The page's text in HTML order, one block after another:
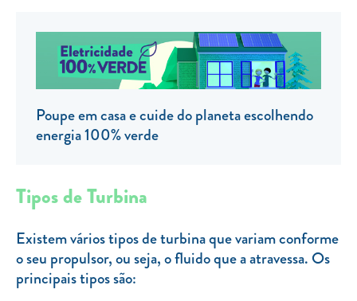
EFICIÊNCIA ENERGÉTICA
FRAUDE E SEGURANÇA
Preços de referência
Documentos úteis
Livro de reclamações
Clientes com necessidades especiais
Clientes prioritários
Resolução alternativa de litígios
Poupe em casa e cuide do planeta escolhendo
energia 100% verde
Tipos de Turbina
Existem vários tipos de turbina que variam conforme
o seu propulsor, ou seja, o fluido que a atravessa. Os
principais tipos são: